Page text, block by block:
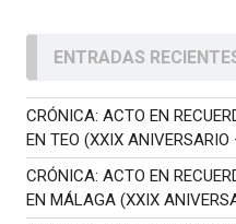
ENTRADAS
CRÓNICA: ACTO EN
EN TEO (XXIX
CRÓNICA: ACTO EN
EN MÁLAGA (XXIX